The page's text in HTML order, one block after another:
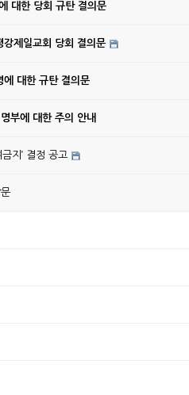
대한 당회 규탄 결의문
제일교회 당회 결의문
에 대한 규탄 결의문
부에 대한 주의 안내
지’ 결정 공고